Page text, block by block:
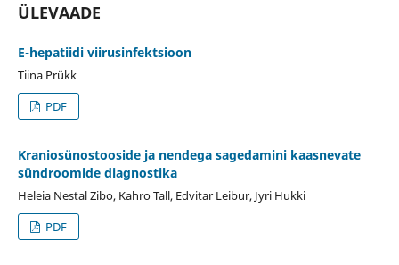
ÜLEVAADE
E-hepatiidi viirusinfektsioon
Tiina Prükk
PDF
Kraniosünostooside ja nendega sagedamini kaasnevate
sündroomide diagnostika
Heleia Nestal Zibo, Kahro Tall, Edvitar Leibur, Jyri Hukki
PDF